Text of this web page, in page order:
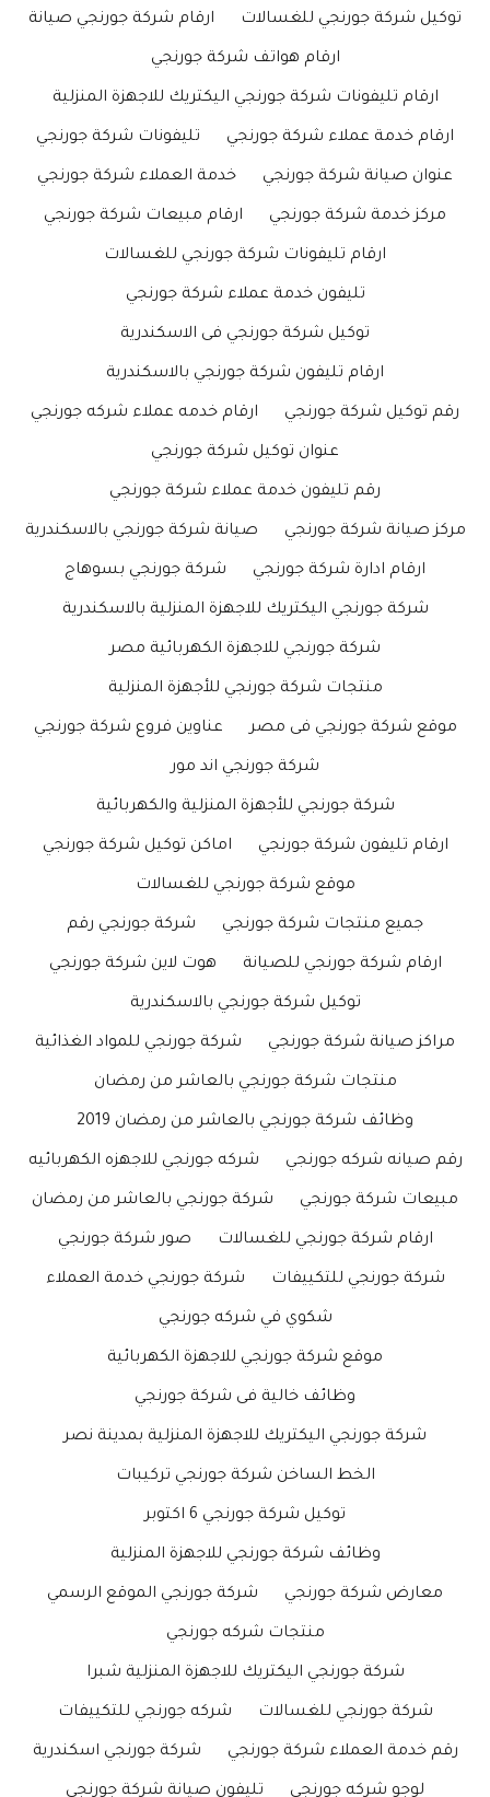
توكيل شركة جورنجي للغسالات ارقام شركة جورنجي صيانة
ارقام هواتف شركة جورنجي
ارقام تليفونات شركة جورنجي اليكتريك للاجهزة المنزلية
ارقام خدمة عملاء شركة جورنجي تليفونات شركة جورنجي
عنوان صيانة شركة جورنجي خدمة العملاء شركة جورنجي
مركز خدمة شركة جورنجي ارقام مبيعات شركة جورنجي
ارقام تليفونات شركة جورنجي للغسالات
تليفون خدمة عملاء شركة جورنجي
توكيل شركة جورنجي فى الاسكندرية
ارقام تليفون شركة جورنجي بالاسكندرية
رقم توكيل شركة جورنجي ارقام خدمه عملاء شركه جورنجي
عنوان توكيل شركة جورنجي
رقم تليفون خدمة عملاء شركة جورنجي
مركز صيانة شركة جورنجي صيانة شركة جورنجي بالاسكندرية
ارقام ادارة شركة جورنجي شركة جورنجي بسوهاج
شركة جورنجي اليكتريك للاجهزة المنزلية بالاسكندرية
شركة جورنجي للاجهزة الكهربائية مصر
منتجات شركة جورنجي للأجهزة المنزلية
موقع شركة جورنجي فى مصر عناوين فروع شركة جورنجي
شركة جورنجي اند مور
شركة جورنجي للأجهزة المنزلية والكهربائية
ارقام تليفون شركة جورنجي اماكن توكيل شركة جورنجي
موقع شركة جورنجي للغسالات
جميع منتجات شركة جورنجي شركة جورنجي رقم
ارقام شركة جورنجي للصيانة هوت لاين شركة جورنجي
توكيل شركة جورنجي بالاسكندرية
مراكز صيانة شركة جورنجي شركة جورنجي للمواد الغذائية
منتجات شركة جورنجي بالعاشر من رمضان
وظائف شركة جورنجي بالعاشر من رمضان 2019
رقم صيانه شركه جورنجي شركه جورنجي للاجهزه الكهربائيه
مبيعات شركة جورنجي شركة جورنجي بالعاشر من رمضان
ارقام شركة جورنجي للغسالات صور شركة جورنجي
شركة جورنجي للتكييفات شركة جورنجي خدمة العملاء
شكوي في شركه جورنجي
موقع شركة جورنجي للاجهزة الكهربائية
وظائف خالية فى شركة جورنجي
شركة جورنجي اليكتريك للاجهزة المنزلية بمدينة نصر
الخط الساخن شركة جورنجي تركيبات
توكيل شركة جورنجي 6 اكتوبر
وظائف شركة جورنجي للاجهزة المنزلية
معارض شركة جورنجي شركة جورنجي الموقع الرسمي
منتجات شركه جورنجي
شركة جورنجي اليكتريك للاجهزة المنزلية شبرا
شركة جورنجي للغسالات شركه جورنجي للتكييفات
رقم خدمة العملاء شركة جورنجي شركة جورنجي اسكندرية
لوجو شركه جورنجي تليفون صيانة شركة جورنجي